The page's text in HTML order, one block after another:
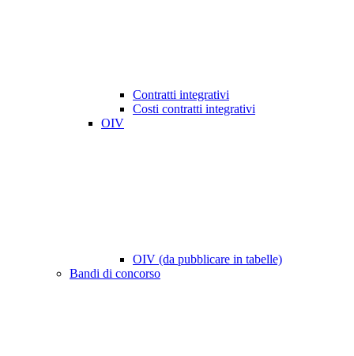
Contratti integrativi
Costi contratti integrativi
OIV
OIV (da pubblicare in tabelle)
Bandi di concorso